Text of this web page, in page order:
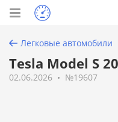
Легковые автомобили
Tesla Model S
02.06.2026 №19607